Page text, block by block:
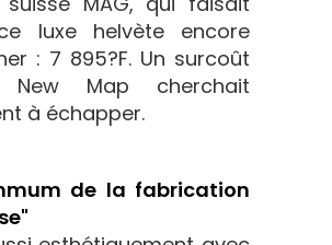
luxe helvète encore
: 7 895?F. Un surcoût
New Map cherchait
à échapper.
de la fabrication